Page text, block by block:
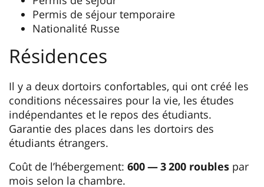
Permis de séjour temporaire
Nationalité Russe
Résidences
Il y a deux dortoirs confortables, qui ont créé les
conditions nécessaires pour la vie, les études
indépendantes et le repos des étudiants.
Garantie des places dans les dortoirs des
étudiants étrangers.
Coût de l’hébergement: 600 — 3 200 roubles par
mois selon la chambre.